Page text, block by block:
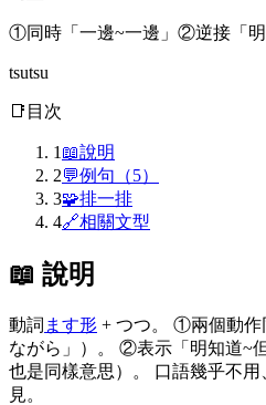
①同時「一邊~一邊」②逆接「明
tsutsu
📑 目次
1 📖說明
2💬例句（5）
3🧩排一排
4🔗相關文型
📖 說明
動詞 ます形 + つつ。 ①兩個動作
ながら」）。 ②表示「明知道~
也是同樣意思）。 口語幾乎不
見。